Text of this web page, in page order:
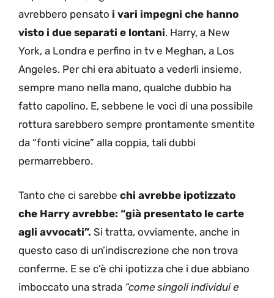
avrebbero pensato i vari impegni che hanno
visto i due separati e lontani. Harry, a New
York, a Londra e perfino in tv e Meghan, a Los
Angeles. Per chi era abituato a vederli insieme,
sempre mano nella mano, qualche dubbio ha
fatto capolino. E, sebbene le voci di una possibile
rottura sarebbero sempre prontamente smentite
da “fonti vicine” alla coppia, tali dubbi
permarrebbero.
Tanto che ci sarebbe chi avrebbe ipotizzato
che Harry avrebbe: “già presentato le carte
agli avvocati”. Si tratta, ovviamente, anche in
questo caso di un’indiscrezione che non trova
conferme. E se c’è chi ipotizza che i due abbiano
imboccato una strada “come singoli individui e